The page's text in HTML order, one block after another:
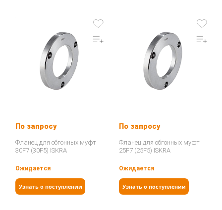
По запросу
Фланец для обгонных муфт
30F7 (30F5) ISKRA
Ожидается
Узнать о поступлении
По запросу
Фланец для обгонных муфт
25F7 (25F5) ISKRA
Ожидается
Узнать о поступлении